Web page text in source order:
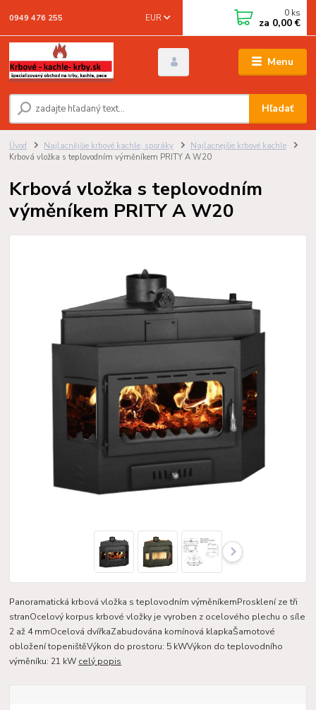
Menu
EUR
Hľadať
0949 476 255 0 ks
za 0,00 €
Úvod Najlacnějšie krbové kachle, sporáky
Najlacnejšie krbové kachle
Krbová vložka s teplovodním výměníkem PRITY A W20
Krbová vložka s teplovodním
výměníkem PRITY A W20
Panoramatická krbová vložka s teplovodním výměníkemProsklení ze tři
stranOcelový korpus krbové vložky je vyroben z ocelového plechu o síle
2 až 4 mmOcelová dvířkaZabudována komínová klapkaŠamotové
obložení topeništěVýkon do prostoru: 5 kWVýkon do teplovodního
výměníku: 21 kW celý popis